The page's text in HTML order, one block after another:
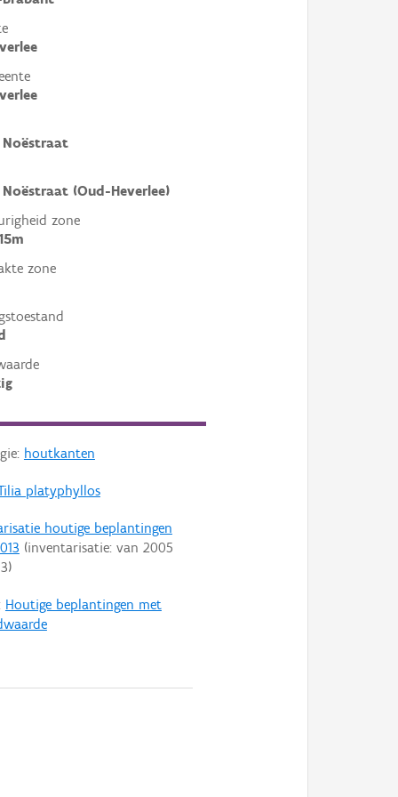
(Oud-Heverlee)
zone
zone
houtkanten
platyphyllos
houtige beplantingen
(inventarisatie: van 2005
)
Houtige beplantingen met